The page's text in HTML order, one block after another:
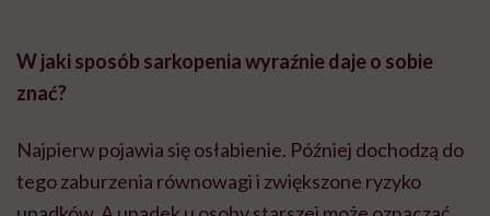
W jaki sposób sarkopenia wyraźnie daje o sobie
znać?
Najpierw pojawia się osłabienie. Później dochodzą do
tego zaburzenia równowagi i zwiększone ryzyko